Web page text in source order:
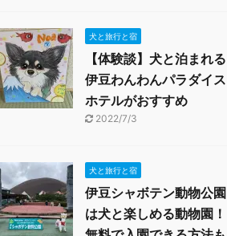
犬と旅行と宿
【体験談】犬と泊まれる
伊豆わんわんパラダイス
ホテルがおすすめ
2022/7/3
犬と旅行と宿
伊豆シャボテン動物公園
は犬と楽しめる動物園！